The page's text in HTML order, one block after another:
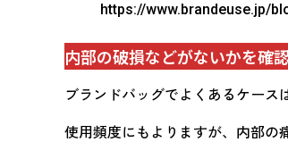
https://www.brandeuse.jp/
内部の破損などがないかを確
ブランドバッグでよくあるケース
使用頻度にもよりますが、内部の